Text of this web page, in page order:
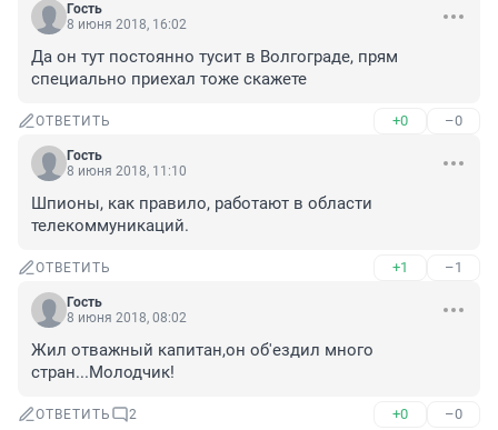
Гость
8 июня 2018, 16:02
Да он тут постоянно тусит в Волгограде, прям
специально приехал тоже скажете
ОТВЕТИТЬ +0 –0
Гость
8 июня 2018, 11:10
Шпионы, как правило, работают в области
телекоммуникаций.
ОТВЕТИТЬ +1 –1
Гость
8 июня 2018, 08:02
Жил отважный капитан,он об'ездил много
стран...Молодчик!
ОТВЕТИТЬ 2 +0 –0